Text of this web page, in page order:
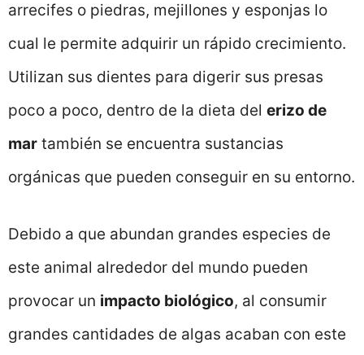
arrecifes o piedras, mejillones y esponjas lo
cual le permite adquirir un rápido crecimiento.
Utilizan sus dientes para digerir sus presas
poco a poco, dentro de la dieta del erizo de
mar también se encuentra sustancias
orgánicas que pueden conseguir en su entorno.
Debido a que abundan grandes especies de
este animal alrededor del mundo pueden
provocar un impacto biológico, al consumir
grandes cantidades de algas acaban con este